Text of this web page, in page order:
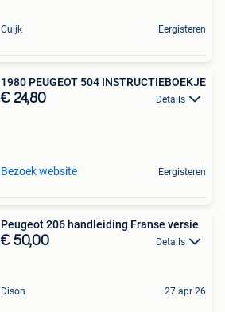
Cuijk Eergisteren
1980 PEUGEOT 504 INSTRUCTIEBOEKJE
€ 24,80 Details
Bezoek website Eergisteren
Peugeot 206 handleiding Franse versie
€ 50,00 Details
Dison 27 apr 26